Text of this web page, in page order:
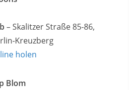
– Skalitzer Straße 85-86,
Kreuzberg
holen
Blom